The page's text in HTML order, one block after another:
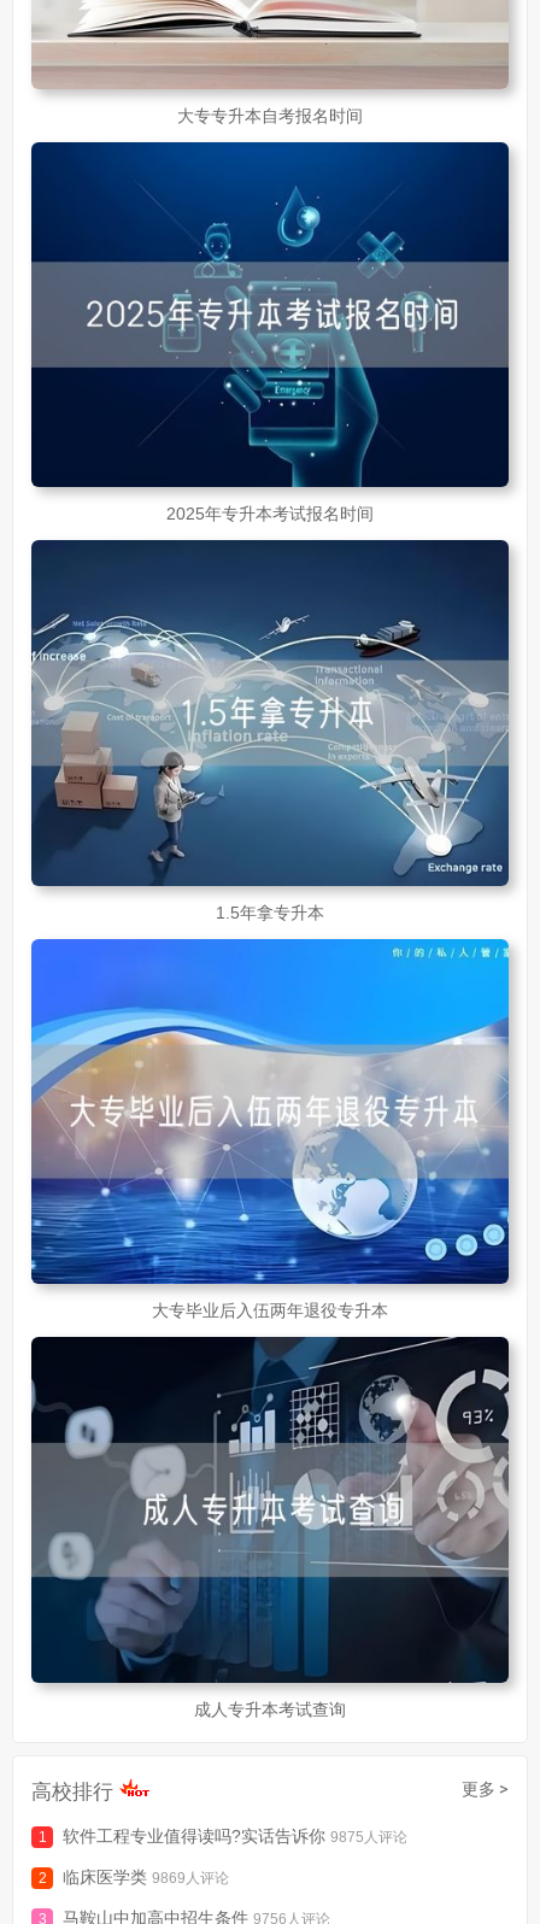
大专专升本自考报名时间
2025年专升本考试报名时间
1.5年拿专升本
大专毕业后入伍两年退役专升本
成人专升本考试查询
高校排行 更多 >
软件工程专业值得读吗?实话告诉你 9875人评论
临床医学类 9869人评论
马鞍山中加高中招生条件 9756人评论